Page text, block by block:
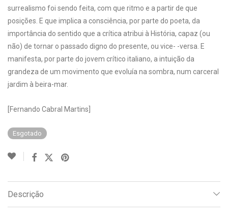
surrealismo foi sendo feita, com que ritmo e a partir de que
posições. E que implica a consciência, por parte do poeta, da
importância do sentido que a crítica atribui à História, capaz (ou
não) de tornar o passado digno do presente, ou vice- -versa. E
manifesta, por parte do jovem crítico italiano, a intuição da
grandeza de um movimento que evoluía na sombra, num carceral
jardim à beira-mar.
[Fernando Cabral Martins]
Esgotado
Descrição